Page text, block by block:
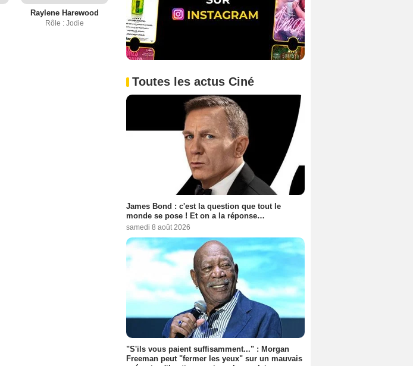
Raylene Harewood
Rôle : Jodie
Toutes les actus Ciné
James Bond : c'est la question que tout le
monde se pose ! Et on a la réponse…
samedi 8 août 2026
"S'ils vous paient suffisamment..." : Morgan
Freeman peut "fermer les yeux" sur un mauvais